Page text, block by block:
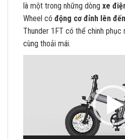
là một trong những dòng xe
Wheel có động cơ đỉnh lên
Thunder 1FT có thể chinh phục
cùng thoải mái.